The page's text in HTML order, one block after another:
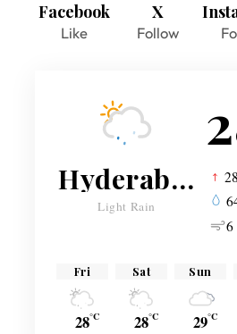
Facebook
Like
X
Follow
Hyderabad
Light Rain
28
6
Fri
28°C
Sat
28°C
Sun
29°C